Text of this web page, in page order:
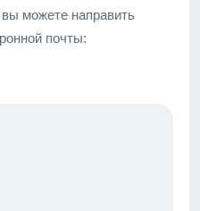
можете направить
почты: